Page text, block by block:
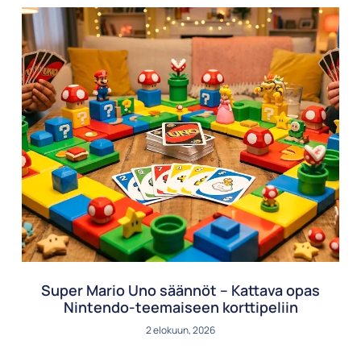
Super Mario Uno säännöt – Kattava opas
Nintendo-teemaiseen korttipeliin
2 elokuun, 2026